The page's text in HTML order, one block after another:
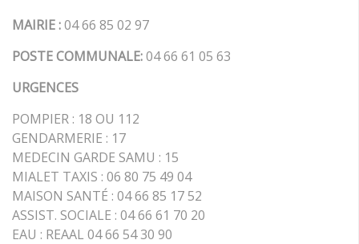
MAIRIE :04 66 85 02 97
POSTE COMMUNALE:04 66 61 05 63
URGENCES
POMPIER : 18 OU 112
GENDARMERIE : 17
MEDECIN GARDE SAMU : 15
MIALET TAXIS : 06 80 75 49 04
MAISON SANTÉ : 04 66 85 17 52
ASSIST. SOCIALE : 04 66 61 70 20
EAU : REAAL 04 66 54 30 90